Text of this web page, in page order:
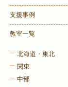
支援事例
教室一覧
北海道・東北
関東
中部